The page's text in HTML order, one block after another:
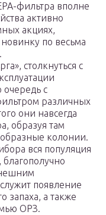
фильтра вполне
активно
акциях,
по весьма
столкнуться с
очередь с
различных
они навсегда
образуя там
колонии.
вся популяция
благополучно
появление
запаха, а также
ОРЗ.